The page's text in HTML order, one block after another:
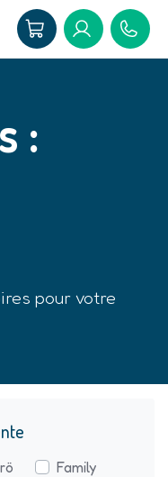
:
pour votre
Family